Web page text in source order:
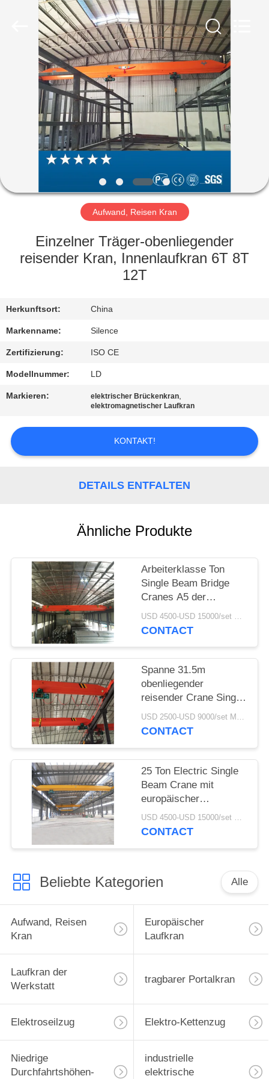
HAUS
PRODUKTE
ÜBER
FABRIK-
AUSFLUG
QUALITÄTSKONTROLLE
SIE
MIT
UNS
IN
VERBINDUNG
FORDERN
SIE
PRIVACY
POLICY
Aufwand, Reisen Kran
Einzelner Träger-obenliegender
reisender Kran, Innenlaufkran 6T 8T
12T
Herkunftsort: China
Markenname: Silence
Zertifizierung: ISO CE
Modellnummer: LD
Markieren: elektrischer Brückenkran,
elektromagnetischer Laufkran
KONTAKT!
DETAILS ENTFALTEN
Ähnliche Produkte
Arbeiterklasse Ton
Single Beam Bridge
Cranes A5 der
doppelten
Geschwindigkeits-12
USD 4500-USD 15000/set MOQ:1 Satz
CONTACT
Spanne 31.5m
obenliegender
reisender Crane Single
Girder 5 Ton With
Track
USD 2500-USD 9000/set MOQ:1 Satz
CONTACT
25 Ton Electric Single
Beam Crane mit
europäischer
elektrischer
Hebemaschine
USD 4500-USD 15000/set MOQ:1 Satz
CONTACT
Beliebte Kategorien Alle
Aufwand, Reisen
Kran
Europäischer
Laufkran
Laufkran der
Werkstatt
tragbarer Portalkran
Elektroseilzug Elektro-Kettenzug
Niedrige
Durchfahrtshöhen-
industrielle
elektrische